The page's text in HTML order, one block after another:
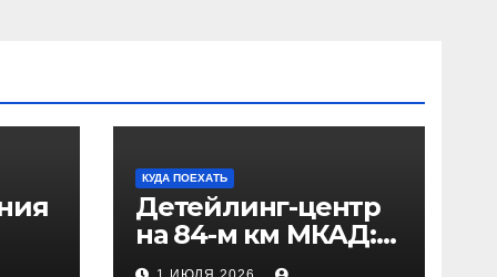
КУДА ПОЕХАТЬ
Детейлинг-центр
на 84-м км МКАД:
адрес и проезд